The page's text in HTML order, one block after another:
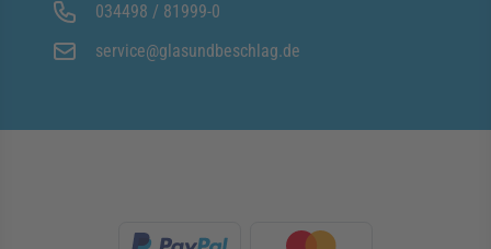
034498 / 81999-0
service@glasundbeschlag.de